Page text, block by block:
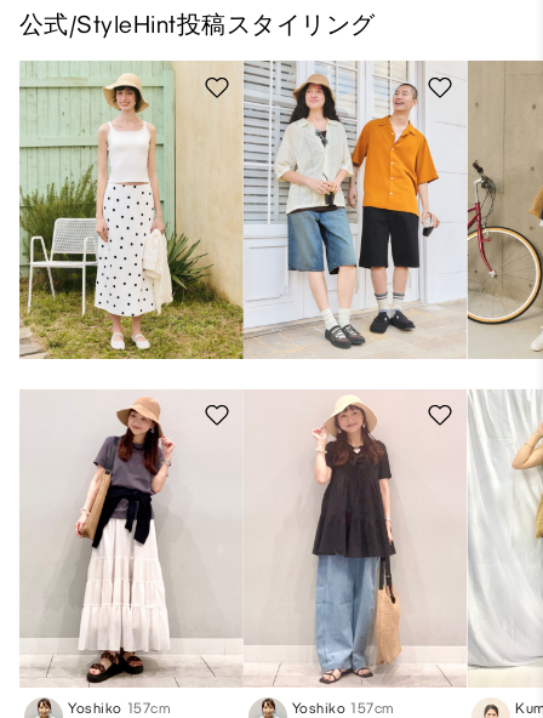
公式/StyleHint投稿スタイリング
Yoshiko 157cm Yoshiko 157cm